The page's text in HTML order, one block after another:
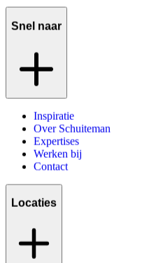
Snel naar
Inspiratie
Over Schuiteman
Expertises
Werken bij
Contact
Locaties